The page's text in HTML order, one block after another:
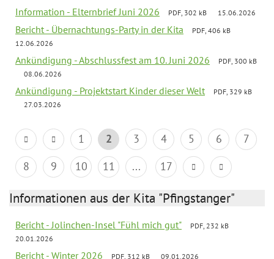
Information - Elternbrief Juni 2026 PDF, 302 kB 15.06.2026
Bericht - Übernachtungs-Party in der Kita
PDF, 406 kB
12.06.2026
Ankündigung - Abschlussfest am 10. Juni 2026
PDF, 300 kB
08.06.2026
Ankündigung - Projektstart Kinder dieser Welt
PDF, 329 kB
27.03.2026
1 2 3 4 5 6
7
8
9 10 11 ... 17
Informationen aus der Kita "Pfingstanger"
Bericht - Jolinchen-Insel "Fühl mich gut"
PDF, 232 kB
20.01.2026
Bericht - Winter 2026 PDF, 312 kB 09.01.2026